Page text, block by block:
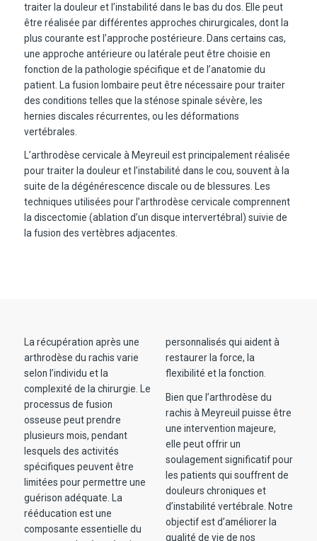
traiter la douleur et l’instabilité dans le bas du dos. Elle peut
être réalisée par différentes approches chirurgicales, dont la
plus courante est l’approche postérieure. Dans certains cas,
une approche antérieure ou latérale peut être choisie en
fonction de la pathologie spécifique et de l’anatomie du
patient. La fusion lombaire peut être nécessaire pour traiter
des conditions telles que la sténose spinale sévère, les
hernies discales récurrentes, ou les déformations
vertébrales.
L’arthrodèse cervicale à Meyreuil est principalement réalisée
pour traiter la douleur et l’instabilité dans le cou, souvent à la
suite de la dégénérescence discale ou de blessures. Les
techniques utilisées pour l’arthrodèse cervicale comprennent
la discectomie (ablation d’un disque intervertébral) suivie de
la fusion des vertèbres adjacentes.
La récupération après une
arthrodèse du rachis varie
selon l’individu et la
complexité de la chirurgie. Le
processus de fusion
osseuse peut prendre
plusieurs mois, pendant
lesquels des activités
spécifiques peuvent être
limitées pour permettre une
guérison adéquate. La
rééducation est une
composante essentielle du
personnalisés qui aident à
restaurer la force, la
flexibilité et la fonction.
Bien que l’arthrodèse du
rachis à Meyreuil puisse être
une intervention majeure,
elle peut offrir un
soulagement significatif pour
les patients qui souffrent de
douleurs chroniques et
d’instabilité vertébrale. Notre
objectif est d’améliorer la
qualité de vie de nos